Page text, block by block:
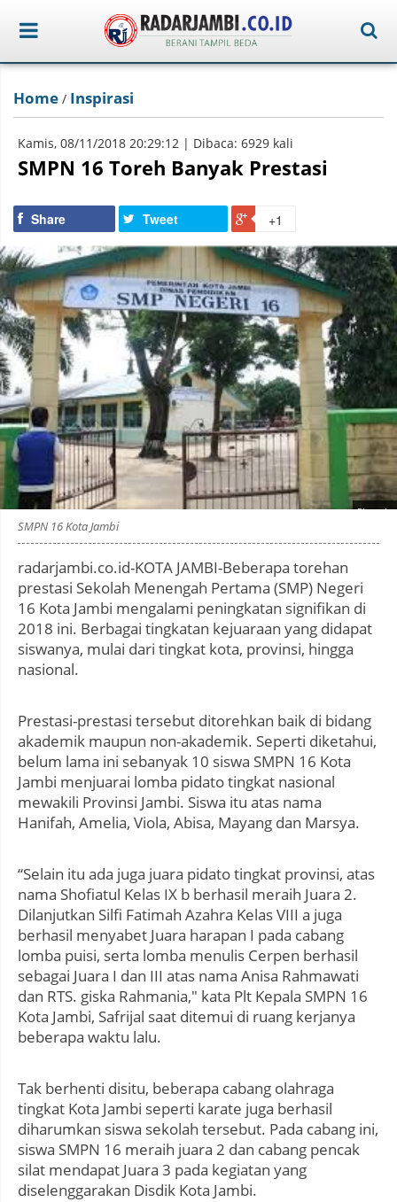
Home / Inspirasi
Kamis, 08/11/2018 20:29:12 | Dibaca: 6929 kali
SMPN 16 Toreh Banyak Prestasi
Share Tweet +1
Photo by
SMPN 16 Kota Jambi
radarjambi.co.id-KOTA JAMBI-Beberapa torehan
prestasi Sekolah Menengah Pertama (SMP) Negeri
16 Kota Jambi mengalami peningkatan signifikan di
2018 ini. Berbagai tingkatan kejuaraan yang didapat
siswanya, mulai dari tingkat kota, provinsi, hingga
nasional.
Prestasi-prestasi tersebut ditorehkan baik di bidang
akademik maupun non-akademik. Seperti diketahui,
belum lama ini sebanyak 10 siswa SMPN 16 Kota
Jambi menjuarai lomba pidato tingkat nasional
mewakili Provinsi Jambi. Siswa itu atas nama
Hanifah, Amelia, Viola, Abisa, Mayang dan Marsya.
“Selain itu ada juga juara pidato tingkat provinsi, atas
nama Shofiatul Kelas IX b berhasil meraih Juara 2.
Dilanjutkan Silfi Fatimah Azahra Kelas VIII a juga
berhasil menyabet Juara harapan I pada cabang
lomba puisi, serta lomba menulis Cerpen berhasil
sebagai Juara I dan III atas nama Anisa Rahmawati
dan RTS. giska Rahmania," kata Plt Kepala SMPN 16
Kota Jambi, Safrijal saat ditemui di ruang kerjanya
beberapa waktu lalu.
Tak berhenti disitu, beberapa cabang olahraga
tingkat Kota Jambi seperti karate juga berhasil
diharumkan siswa sekolah tersebut. Pada cabang ini,
siswa SMPN 16 meraih juara 2 dan cabang pencak
silat mendapat Juara 3 pada kegiatan yang
diselenggarakan Disdik Kota Jambi.